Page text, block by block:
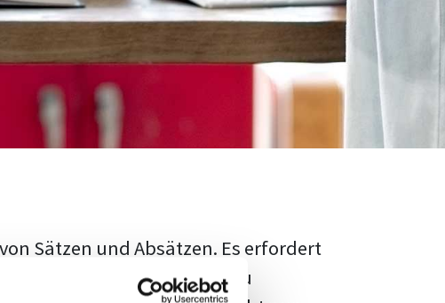
Sätzen und Absätzen. Es erfordert
adäquat zu